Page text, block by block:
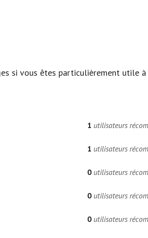
si vous êtes particulièrement utile
1 utilisateurs
1 utilisateurs
0 utilisateurs
0 utilisateurs
0 utilisateurs